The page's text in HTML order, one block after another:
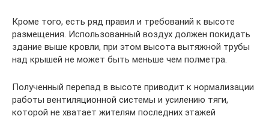
Кроме того, есть ряд правил и требований к высоте
размещения. Использованный воздух должен покидать
здание выше кровли, при этом высота вытяжной трубы
над крышей не может быть меньше чем полметра.
Полученный перепад в высоте приводит к нормализации
работы вентиляционной системы и усилению тяги,
которой не хватает жителям последних этажей